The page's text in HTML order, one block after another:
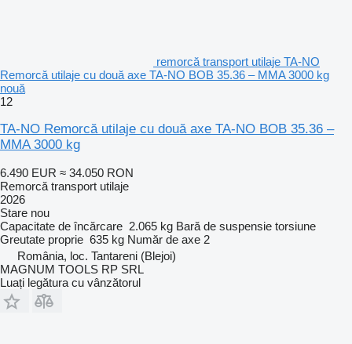
remorcă transport utilaje TA-NO
Remorcă utilaje cu două axe TA-NO BOB 35.36 – MMA 3000 kg
nouă
12
TA-NO Remorcă utilaje cu două axe TA-NO BOB 35.36 –
MMA 3000 kg
6.490 EUR ≈ 34.050 RON
Remorcă transport utilaje
2026
Stare nou
Capacitate de încărcare 2.065 kg Bară de suspensie torsiune
Greutate proprie 635 kg Număr de axe 2
România, loc. Tantareni (Blejoi)
MAGNUM TOOLS RP SRL
Luați legătura cu vânzătorul